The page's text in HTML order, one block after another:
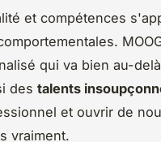
et compétences
qui va bien au-
des talents
et ouvrir de
vraiment.